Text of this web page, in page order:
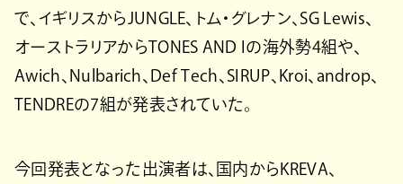
で、イギリスからJUNGLE、トム・グレナン、SG Lewis、
オーストラリアからTONES AND Iの海外勢4組や、
Awich、Nulbarich、Def Tech、SIRUP、Kroi、androp、
TENDREの7組が発表されていた。
今回発表となった出演者は、国内からKREVA、